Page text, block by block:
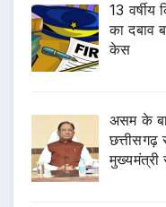
13
का दबाव
केस
असम के